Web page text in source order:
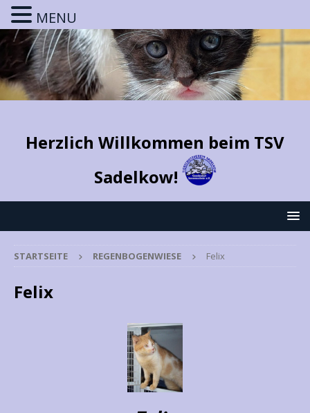
Herzlich Willkommen beim TSV
Sadelkow!
STARTSEITE REGENBOGENWIESE Felix
Felix
MENU